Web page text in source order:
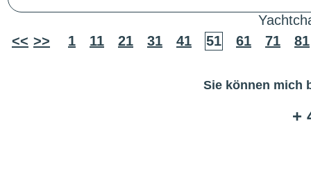
<< >> 1 11 21 31 41 51 61 71 81
Sie können mich
+